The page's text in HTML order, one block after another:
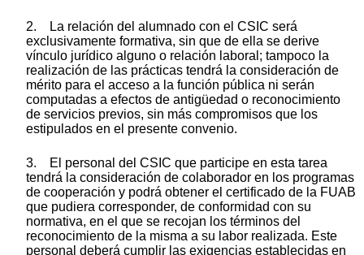
2. La relación del alumnado con el CSIC será
exclusivamente formativa, sin que de ella se derive
vínculo jurídico alguno o relación laboral; tampoco la
realización de las prácticas tendrá la consideración de
mérito para el acceso a la función pública ni serán
computadas a efectos de antigüedad o reconocimiento
de servicios previos, sin más compromisos que los
estipulados en el presente convenio.
3. El personal del CSIC que participe en esta tarea
tendrá la consideración de colaborador en los programas
de cooperación y podrá obtener el certificado de la FUAB
que pudiera corresponder, de conformidad con su
normativa, en el que se recojan los términos del
reconocimiento de la misma a su labor realizada. Este
personal deberá cumplir las exigencias establecidas en